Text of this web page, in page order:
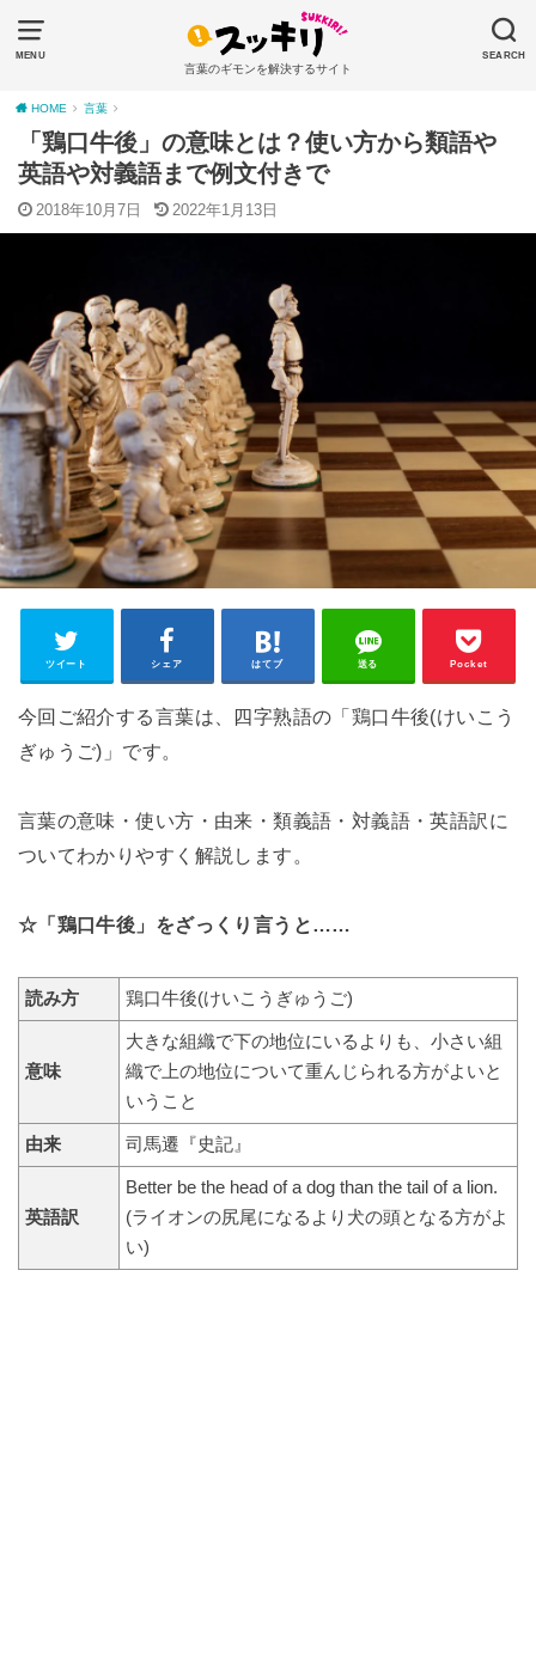
MENU SEARCH
言葉のギモンを解決するサイト
HOME 言葉
「鶏口牛後」の意味とは？使い方から類語や
英語や対義語まで例文付きで
2018年10月7日 2022年1月13日
ツイート シェア はてブ 送る Pocket
今回ご紹介する言葉は、四字熟語の「鶏口牛後(けいこう
ぎゅうご)」です。
言葉の意味・使い方・由来・類義語・対義語・英語訳に
ついてわかりやすく解説します。
☆「鶏口牛後」をざっくり言うと……
読み方 鶏口牛後(けいこうぎゅうご)
意味
大きな組織で下の地位にいるよりも、小さい組
織で上の地位について重んじられる方がよいと
いうこと
由来 司馬遷『史記』
英語訳
Better be the head of a dog than the tail of a lion.
(ライオンの尻尾になるより犬の頭となる方がよ
い)